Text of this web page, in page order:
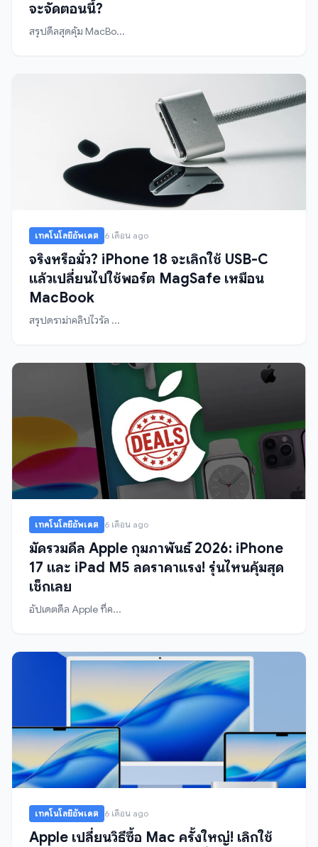
จะจัดตอนนี้?
สรุปดีลสุดคุ้ม MacBo...
เทคโนโลยีอัพเดต 6 เดือน ago
จริงหรือมั่ว? iPhone 18 จะเลิกใช้ USB-C
แล้วเปลี่ยนไปใช้พอร์ต MagSafe เหมือน
MacBook
สรุปดราม่าคลิปไวรัล ...
เทคโนโลยีอัพเดต 6 เดือน ago
มัดรวมดีล Apple กุมภาพันธ์ 2026: iPhone
17 และ iPad M5 ลดราคาแรง! รุ่นไหนคุ้มสุด
เช็กเลย
อัปเดตดีล Apple ที่ค...
เทคโนโลยีอัพเดต 6 เดือน ago
Apple เปลี่ยนวิธีซื้อ Mac ครั้งใหญ่! เลิกใช้